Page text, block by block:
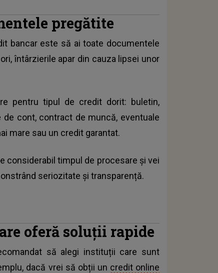
pregătite
bancar este să ai toate documentele
întârzierile apar din cauza lipsei unor
pentru tipul de credit dorit: buletin,
cont, contract de muncă, eventuale
mare sau un credit garantat.
considerabil timpul de procesare și vei
seriozitate și transparență.
oferă soluții rapide
să alegi instituții care sunt
dacă vrei să obții un credit online